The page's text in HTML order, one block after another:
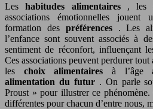
Leshabitudes alimentaires , les
associations émotionnelles
formation des préférences . Les
l’enfance sont souvent associés à
sentiment de réconfort, influençant
Ces associations peuvent perdurer
les choix alimentaires à l’âge
alimentation du futur . On parle
Proust » pour illustrer ce phénomène.
différentes pour chacun d’entre nous,